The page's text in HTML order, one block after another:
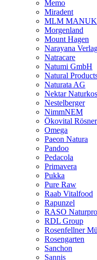
Memo
Miradent
MLM
Morgenland
Mount Hagen
Narayana
Natracare
Natumi GmbH
Natural
Naturata AG
Nektar
Nestelberger
NimmNEM
Ökovital Rösner
Omega
Paeon Natura
Pandoo
Pedacola
Primavera
Pukka
Pure Raw
Raab Vitalfood
Rapunzel
RASO
RDL Group
Rosenfellner
Rosengarten
Sanchon
Sannis